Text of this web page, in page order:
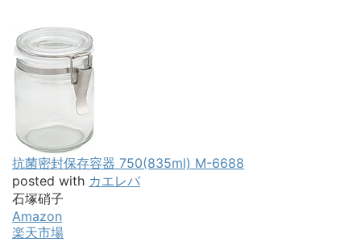
抗菌密封保存容器 750(835ml) M-6688
posted with カエレバ
石塚硝子
Amazon
楽天市場